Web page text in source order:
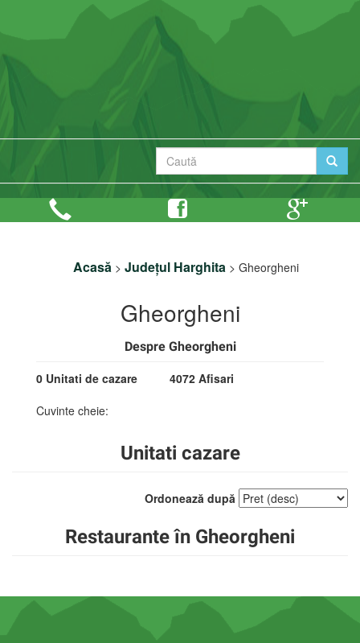
Acasă > Județul Harghita > Gheorgheni
Gheorgheni
Despre Gheorgheni
0 Unitati de cazare
4072 Afisari
Cuvinte cheie:
Unitati cazare
Ordonează după
Restaurante în Gheorgheni